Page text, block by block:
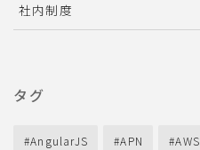
社内制度
タグ
AngularJS APN AWS